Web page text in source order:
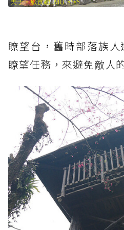
瞭望台，舊時部落族
瞭望任務，來避免敵人